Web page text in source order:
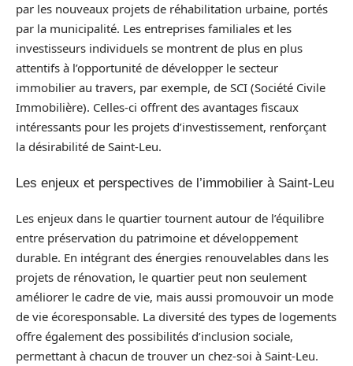
par les nouveaux projets de réhabilitation urbaine, portés
par la municipalité. Les entreprises familiales et les
investisseurs individuels se montrent de plus en plus
attentifs à l’opportunité de développer le secteur
immobilier au travers, par exemple, de SCI (Société Civile
Immobilière). Celles-ci offrent des avantages fiscaux
intéressants pour les projets d’investissement, renforçant
la désirabilité de Saint-Leu.
Les enjeux et perspectives de l’immobilier à Saint-Leu
Les enjeux dans le quartier tournent autour de l’équilibre
entre préservation du patrimoine et développement
durable. En intégrant des énergies renouvelables dans les
projets de rénovation, le quartier peut non seulement
améliorer le cadre de vie, mais aussi promouvoir un mode
de vie écoresponsable. La diversité des types de logements
offre également des possibilités d’inclusion sociale,
permettant à chacun de trouver un chez-soi à Saint-Leu.